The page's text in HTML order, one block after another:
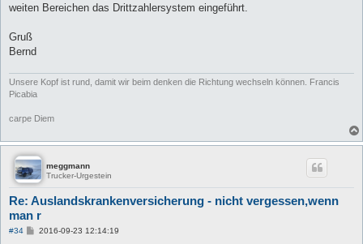
weiten Bereichen das Drittzahlersystem eingeführt.
Gruß
Bernd
Unsere Kopf ist rund, damit wir beim denken die Richtung wechseln können. Francis
Picabia
carpe Diem
meggmann
Trucker-Urgestein
Re: Auslandskrankenversicherung - nicht vergessen,wenn
man r
#34
B2016-09-23 12:14:19